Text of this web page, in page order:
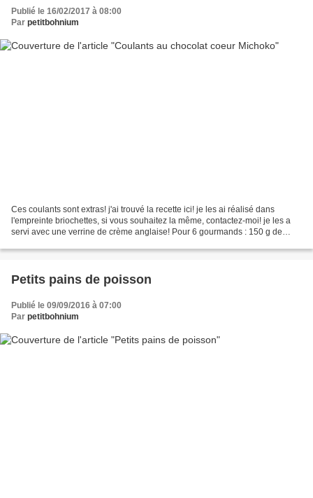
Publié le 16/02/2017 à 08:00
Par petitbohnium
Ces coulants sont extras! j'ai trouvé la recette ici! je les ai réalisé dans
l'empreinte briochettes, si vous souhaitez la même, contactez-moi! je les a
servi avec une verrine de crème anglaise! Pour 6 gourmands : 150 g de
Petits pains de poisson
Publié le 09/09/2016 à 07:00
Par petitbohnium